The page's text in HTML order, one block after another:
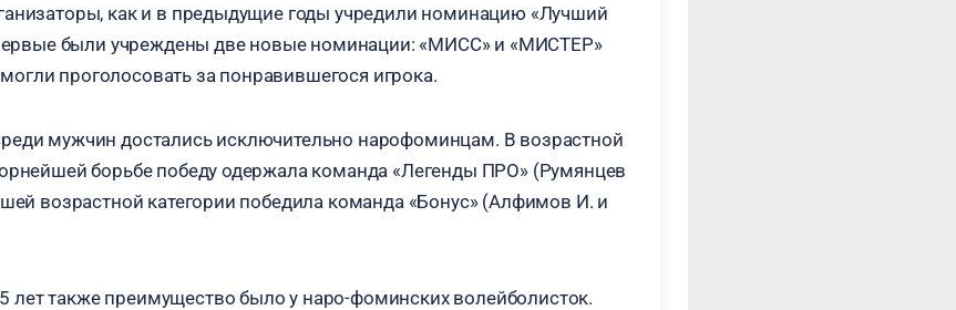
как и в предыдущие годы учредили номинацию «Лучший
были учреждены две новые номинации: «МИСС» и «МИСТЕР»
проголосовать за понравившегося игрока.
мужчин достались исключительно нарофоминцам. В возрастной
борьбе победу одержала команда «Легенды ПРО» (Румянцев
возрастной категории победила команда «Бонус» (Алфимов И. и
также преимущество было у наро-фоминских волейболисток.